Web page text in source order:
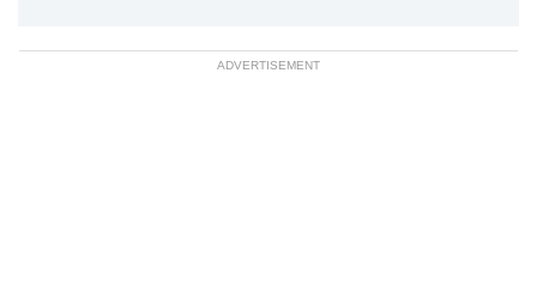
ADVERTISEMENT